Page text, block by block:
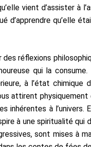
vient d’assister à
d’apprendre qu’elle
réflexions
qui la
à l’état chimique
attirent
inhérentes à l’univers.
à une spiritualité qui
sont mises à